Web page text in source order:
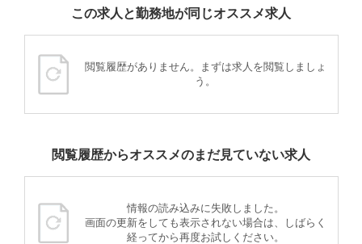
この求人と勤務地が同じオススメ求人
閲覧履歴がありません。まずは求人を閲覧しましょ
う。
閲覧履歴からオススメのまだ見ていない求人
情報の読み込みに失敗しました。
画面の更新をしても表示されない場合は、しばらく
経ってから再度お試しください。